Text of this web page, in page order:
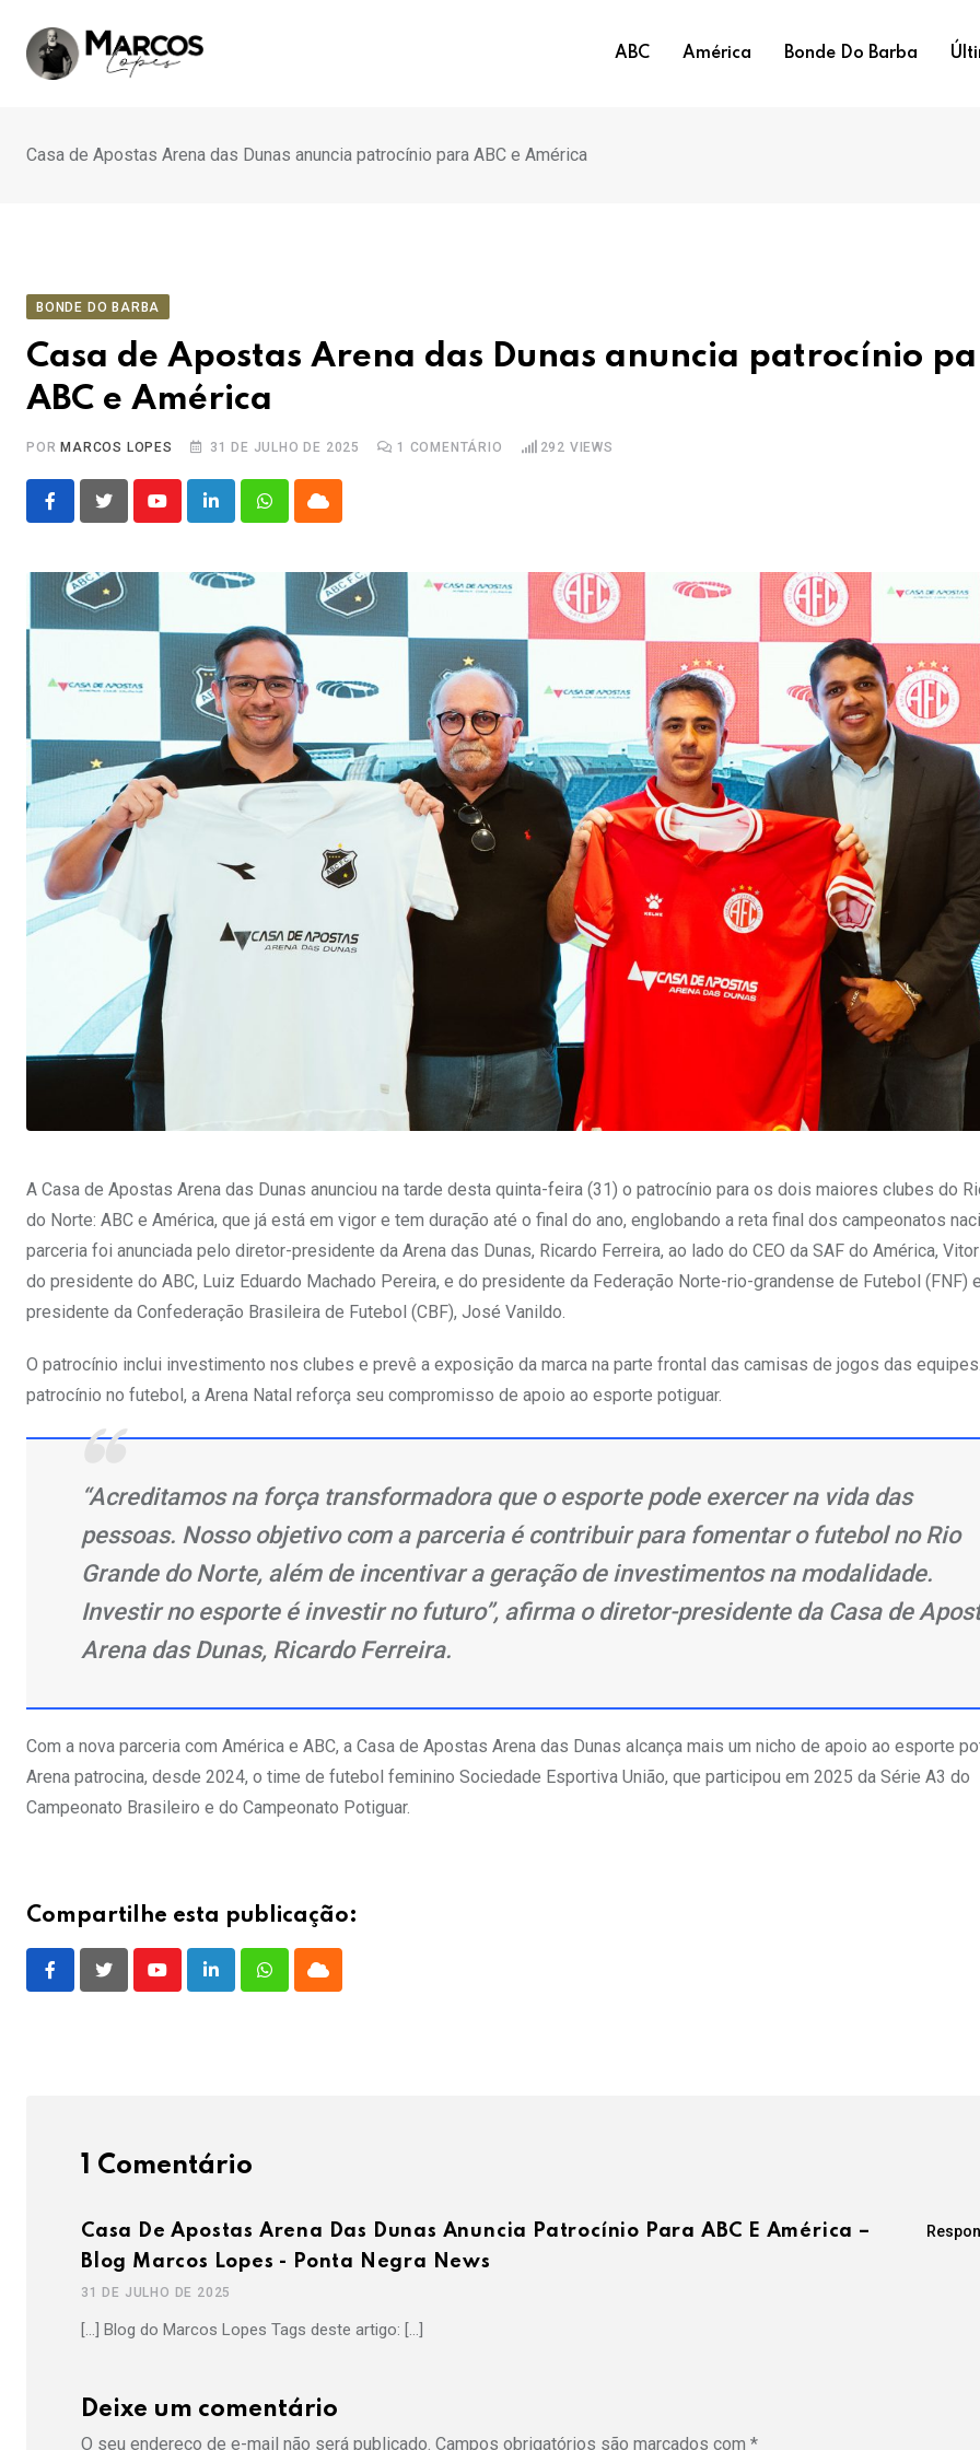
para
ABC América Bonde Do Barba
Casa de Apostas Arena das Dunas anuncia patrocínio para ABC e América
BONDE DO BARBA
Casa de Apostas Arena das Dunas anuncia patrocínio
ABC e América
POR MARCOS LOPES 31 DE JULHO DE 2025 1 COMENTÁRIO 292 VIEWS
YoutubeLinkedInWhatsappCloud
A Casa de Apostas Arena das Dunas anunciou na tarde desta quinta-feira (31) o patrocínio para os dois maiores clubes do
do Norte: ABC e América, que já está em vigor e tem duração até o final do ano, englobando a reta final dos campeonatos
parceria foi anunciada pelo diretor-presidente da Arena das Dunas, Ricardo Ferreira, ao lado do CEO da SAF do América,
do presidente do ABC, Luiz Eduardo Machado Pereira, e do presidente da Federação Norte-rio-grandense de Futebol (FNF)
presidente da Confederação Brasileira de Futebol (CBF), José Vanildo.
O patrocínio inclui investimento nos clubes e prevê a exposição da marca na parte frontal das camisas de jogos das
patrocínio no futebol, a Arena Natal reforça seu compromisso de apoio ao esporte potiguar.
“Acreditamos na força transformadora que o esporte pode exercer na vida das
pessoas. Nosso objetivo com a parceria é contribuir para fomentar o futebol no Rio
Grande do Norte, além de incentivar a geração de investimentos na modalidade.
Investir no esporte é investir no futuro”, afirma o diretor-presidente da Casa de
Arena das Dunas, Ricardo Ferreira.
Com a nova parceria com América e ABC, a Casa de Apostas Arena das Dunas alcança mais um nicho de apoio ao esporte
Arena patrocina, desde 2024, o time de futebol feminino Sociedade Esportiva União, que participou em 2025 da Série A3 do
Campeonato Brasileiro e do Campeonato Potiguar.
Compartilhe esta publicação:
YoutubeLinkedInWhatsappCloud
1 Comentário
Casa De Apostas Arena Das Dunas Anuncia Patrocínio Para ABC E América –
Blog Marcos Lopes - Ponta Negra News
31 DE JULHO DE 2025
[…] Blog do Marcos Lopes Tags deste artigo: […]
Deixe um comentário
O seu endereço de e-mail não será publicado. Campos obrigatórios são marcados com *